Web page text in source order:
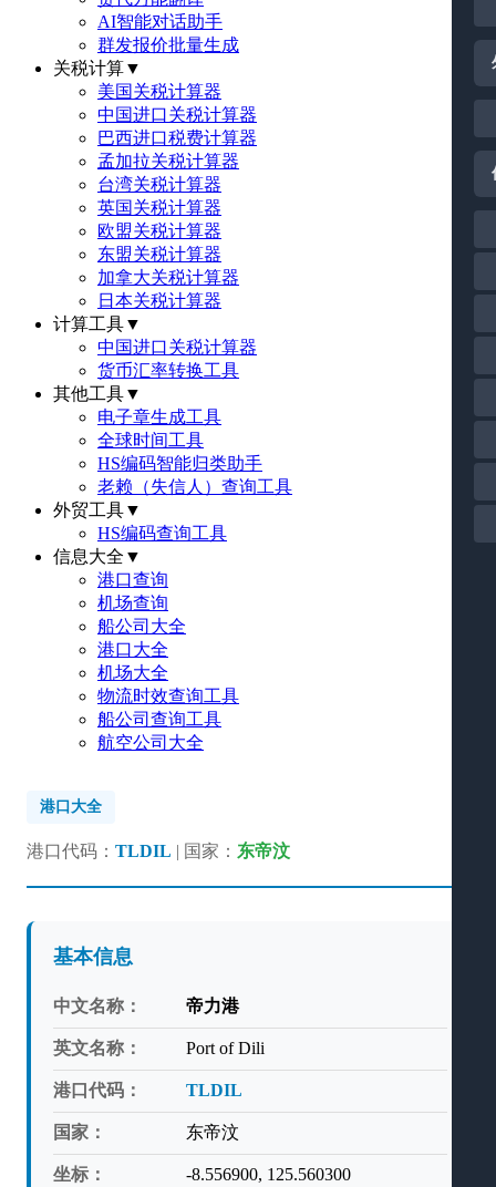
AI智能对话助手
群发报价批量生成
关税计算▼
美国关税计算器
中国进口关税计算器
巴西进口税费计算器
孟加拉关税计算器
台湾关税计算器
英国关税计算器
欧盟关税计算器
东盟关税计算器
加拿大关税计算器
日本关税计算器
计算工具▼
中国进口关税计算器
货币汇率转换工具
其他工具▼
电子章生成工具
全球时间工具
HS编码智能归类助手
老赖（失信人）查询工具
外贸工具▼
HS编码查询工具
信息大全 ▼
港口查询
机场查询
船公司大全
港口大全
机场大全
物流时效查询工具
船公司查询工具
航空公司大全
港口大全
港口代码： TLDIL | 国家： 东帝汶
基本信息
中文名称： 帝力港
英文名称： Port of Dili
港口代码： TLDIL
国家： 东帝汶
坐标： -8.556900, 125.560300